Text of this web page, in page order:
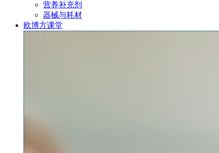
营养补充剂
器械与耗材
欧博方课堂